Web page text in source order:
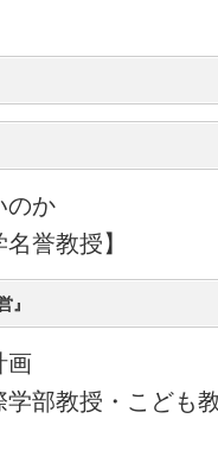
のか
誉教授】
』
画
学部教授・こども